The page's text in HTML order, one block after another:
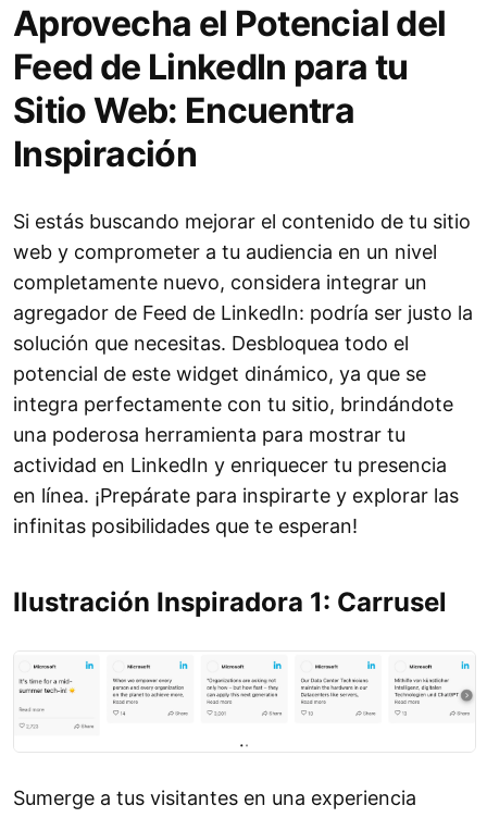
Aprovecha el Potencial del
Feed de LinkedIn para tu
Sitio Web: Encuentra
Inspiración
Si estás buscando mejorar el contenido de tu sitio
web y comprometer a tu audiencia en un nivel
completamente nuevo, considera integrar un
agregador de Feed de LinkedIn: podría ser justo la
solución que necesitas. Desbloquea todo el
potencial de este widget dinámico, ya que se
integra perfectamente con tu sitio, brindándote
una poderosa herramienta para mostrar tu
actividad en LinkedIn y enriquecer tu presencia
en línea. ¡Prepárate para inspirarte y explorar las
infinitas posibilidades que te esperan!
Ilustración Inspiradora 1: Carrusel
Sumerge a tus visitantes en una experiencia